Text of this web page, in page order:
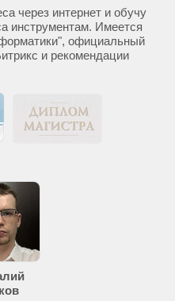
через интернет и обучу
инструментам. Имеется
официальный
и рекомендации